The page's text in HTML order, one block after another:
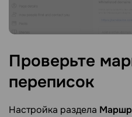
Проверьте
переписок
Настройка раздела